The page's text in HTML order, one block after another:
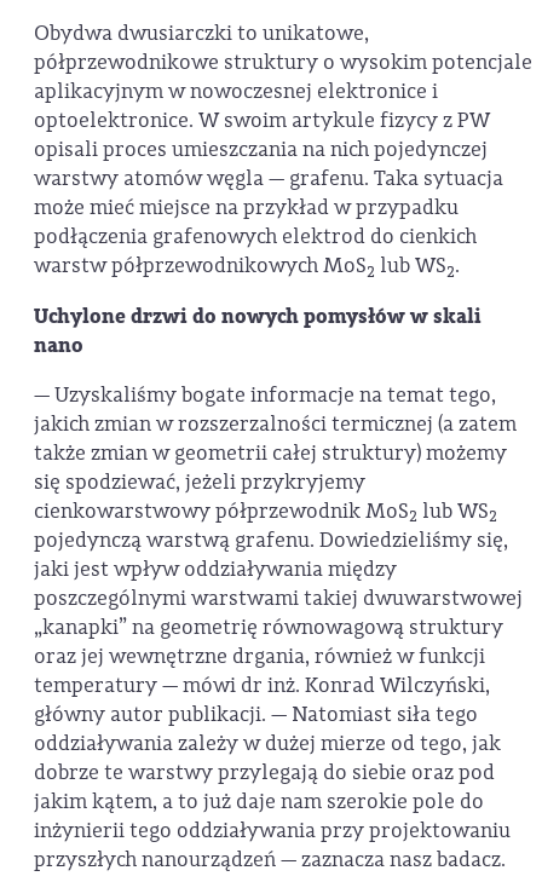
Obydwa dwusiarczki to unikatowe,
półprzewodnikowe struktury o wysokim potencjale
aplikacyjnym w nowoczesnej elektronice i
optoelektronice. W swoim artykule fizycy z PW
opisali proces umieszczania na nich pojedynczej
warstwy atomów węgla — grafenu. Taka sytuacja
może mieć miejsce na przykład w przypadku
podłączenia grafenowych elektrod do cienkich
warstw półprzewodnikowych MoS2 lub WS2.
Uchylone drzwi do nowych pomysłów w skali
nano
— Uzyskaliśmy bogate informacje na temat tego,
jakich zmian w rozszerzalności termicznej (a zatem
także zmian w geometrii całej struktury) możemy
się spodziewać, jeżeli przykryjemy
cienkowarstwowy półprzewodnik MoS2 lub WS2
pojedynczą warstwą grafenu. Dowiedzieliśmy się,
jaki jest wpływ oddziaływania między
poszczególnymi warstwami takiej dwuwarstwowej
„kanapki” na geometrię równowagową struktury
oraz jej wewnętrzne drgania, również w funkcji
temperatury — mówi dr inż. Konrad Wilczyński,
główny autor publikacji. — Natomiast siła tego
oddziaływania zależy w dużej mierze od tego, jak
dobrze te warstwy przylegają do siebie oraz pod
jakim kątem, a to już daje nam szerokie pole do
inżynierii tego oddziaływania przy projektowaniu
przyszłych nanourządzeń — zaznacza nasz badacz.